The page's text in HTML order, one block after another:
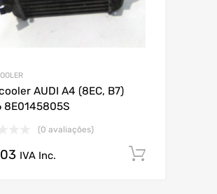
AUDI A4 (8EC, B7)
8E0145805S
(0 avaliações)
IVA Inc.